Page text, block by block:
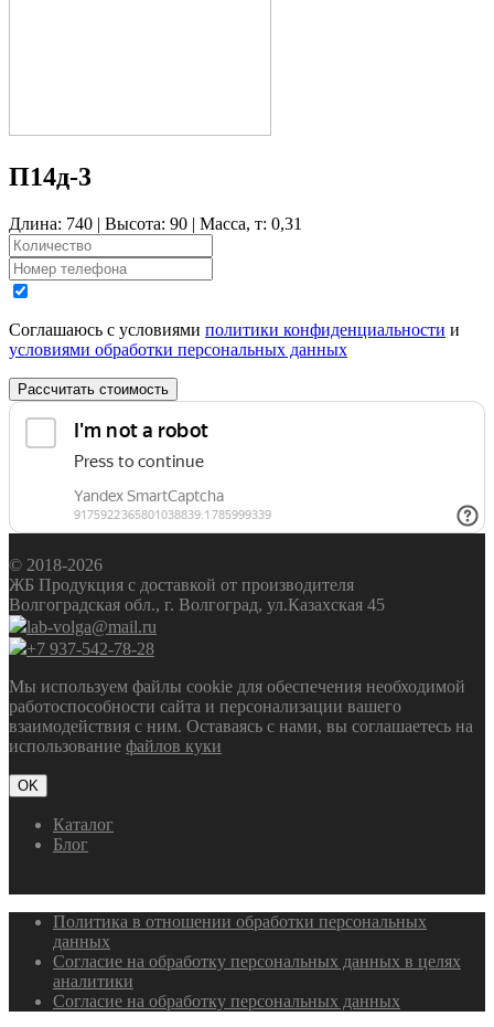
П14д-3
Длина: 740 | Высота: 90 | Масса, т: 0,31
Соглашаюсь с условиями политики конфиденциальности и
условиями обработки персональных данных
Рассчитать стоимость
© 2018-2026
ЖБ Продукция с доставкой от производителя
Волгоградская обл., г. Волгоград, ул.Казахская 45
lab-volga@mail.ru
+7 937-542-78-28
Мы используем файлы cookie для обеспечения необходимой
работоспособности сайта и персонализации вашего
взаимодействия с ним. Оставаясь с нами, вы соглашаетесь на
использование файлов куки
OK
Каталог
Блог
Политика в отношении обработки персональных
данных
Согласие на обработку персональных данных в целях
аналитики
Согласие на обработку персональных данных